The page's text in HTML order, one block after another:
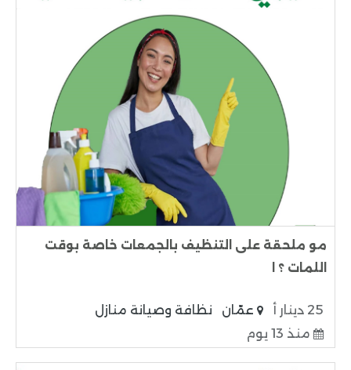
مو ملحقة على التنظيف بالجمعات خاصة بوقت
اللمات ؟ ا
25 دينار أ عمّان
نظافة وصيانة منازل
منذ 13 يوم